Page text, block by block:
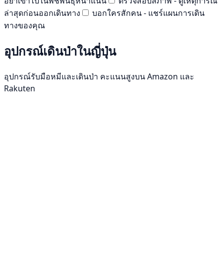
ล่าสุดก่อนออกเดินทาง
บอกใครสักคน - แชร์แผนการเดิน
ทางของคุณ
อุปกรณ์เดินป่าในญี่ปุ่น
อุปกรณ์รับมือหมีและเดินป่า คะแนนสูงบน Amazon และ
Rakuten